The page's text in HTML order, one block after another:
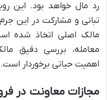
رد مال خواهد بود. این
تبانی و مشارکت در این
مالک اصلی اتخاذ شده
معامله، بررسی دقیق
اهمیت حیاتی برخوردار است.
مجازات معاونت در